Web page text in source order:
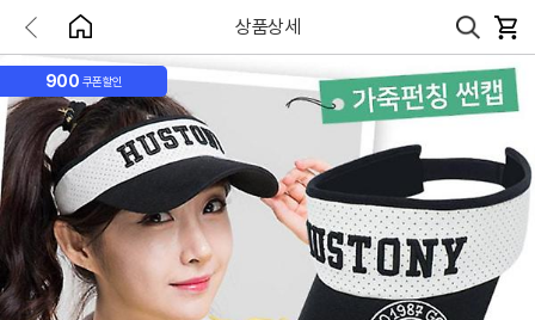
상품상세
900 쿠폰할인